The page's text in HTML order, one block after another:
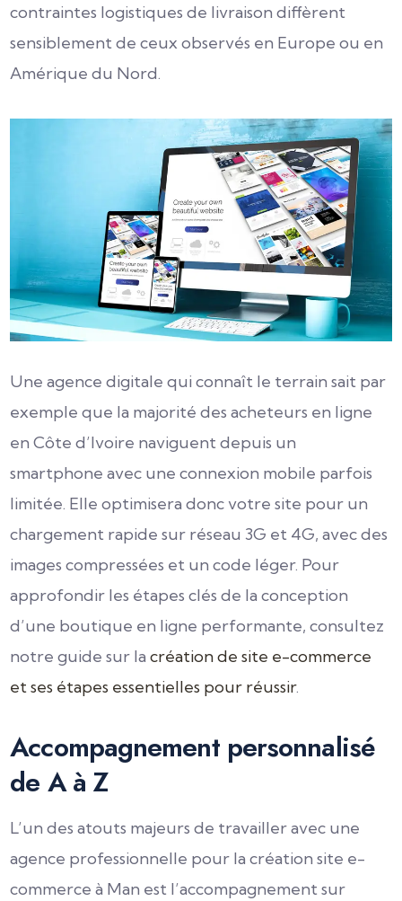
contraintes logistiques de livraison diffèrent
sensiblement de ceux observés en Europe ou en
Amérique du Nord.
Une agence digitale qui connaît le terrain sait par
exemple que la majorité des acheteurs en ligne
en Côte d’Ivoire naviguent depuis un
smartphone avec une connexion mobile parfois
limitée. Elle optimisera donc votre site pour un
chargement rapide sur réseau 3G et 4G, avec des
images compressées et un code léger. Pour
approfondir les étapes clés de la conception
d’une boutique en ligne performante, consultez
notre guide sur la création de site e-commerce
et ses étapes essentielles pour réussir.
Accompagnement personnalisé
de A à Z
L’un des atouts majeurs de travailler avec une
agence professionnelle pour la création site e-
commerce à Man est l’accompagnement sur